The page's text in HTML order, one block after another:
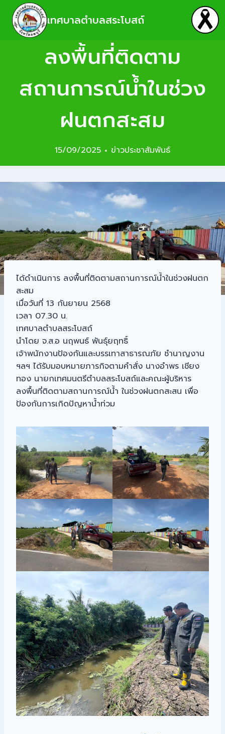
เทศบาลตำบลสระโบสถ์
ลงพื้นที่ติดตาม
สถานการณ์น้ำในช่วง
ฝนตกสะสม
15/09/2025 ข่าวประชาสัมพันธ์
ได้ดำเนินการ ลงพื้นที่ติดตามสถานการณ์น้ำในช่วงฝนตก
สะสม
เมื่อวันที่ 13 กันยายน 2568
เวลา 07.30 น.
เทศบาลตำบลสระโบสถ์
นำโดย จ.ส.อ นฤพนธ์ พันธุ์ยฤทธิ์
เจ้าพนักงานป้องกันและบรรเทาสาธารณภัย ชำนาญงาน
ฯลฯ ได้รับมอบหมายภารกิจตามคำสั่ง นางอำพร เชียง
ทอง นายกเทศมนตรีตำบลสระโบสถ์และคณะผู้บริหาร
ลงพื้นที่ติดตามสถานการณ์น้ำ ในช่วงฝนตกสะสน เพื่อ
ป้องกันการเกิดปัญหาน้ำท่วม